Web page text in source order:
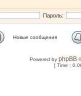
Пароль:
Новые сообщения
Powered byphpBB
[ Time :